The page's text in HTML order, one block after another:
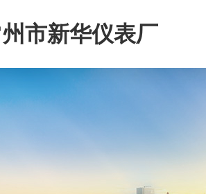
市新华仪表厂